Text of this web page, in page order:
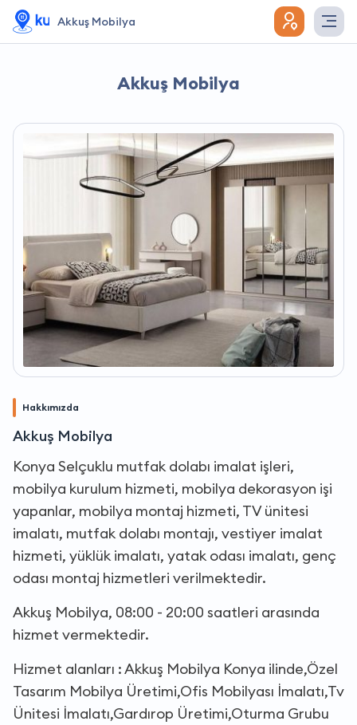
Akkuş Mobilya
Akkuş Mobilya
Hakkımızda
Akkuş Mobilya
Konya Selçuklu mutfak dolabı imalat işleri,
mobilya kurulum hizmeti, mobilya dekorasyon işi
yapanlar, mobilya montaj hizmeti, TV ünitesi
imalatı, mutfak dolabı montajı, vestiyer imalat
hizmeti, yüklük imalatı, yatak odası imalatı, genç
odası montaj hizmetleri verilmektedir.
Akkuş Mobilya, 08:00 - 20:00 saatleri arasında
hizmet vermektedir.
Hizmet alanları : Akkuş Mobilya Konya ilinde,Özel
Tasarım Mobilya Üretimi,Ofis Mobilyası İmalatı,Tv
Ünitesi İmalatı,Gardırop Üretimi,Oturma Grubu